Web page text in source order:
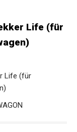
Life (für
Life (für